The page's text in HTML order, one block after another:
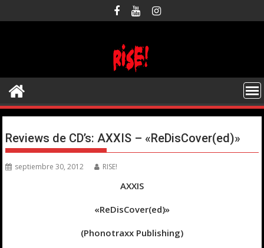
al
Reviews de CD’s: AXXIS – «ReDisCover(ed)»
septiembre 30, 2012 RISE!
AXXIS
«ReDisCover(ed)»
(Phonotraxx Publishing)